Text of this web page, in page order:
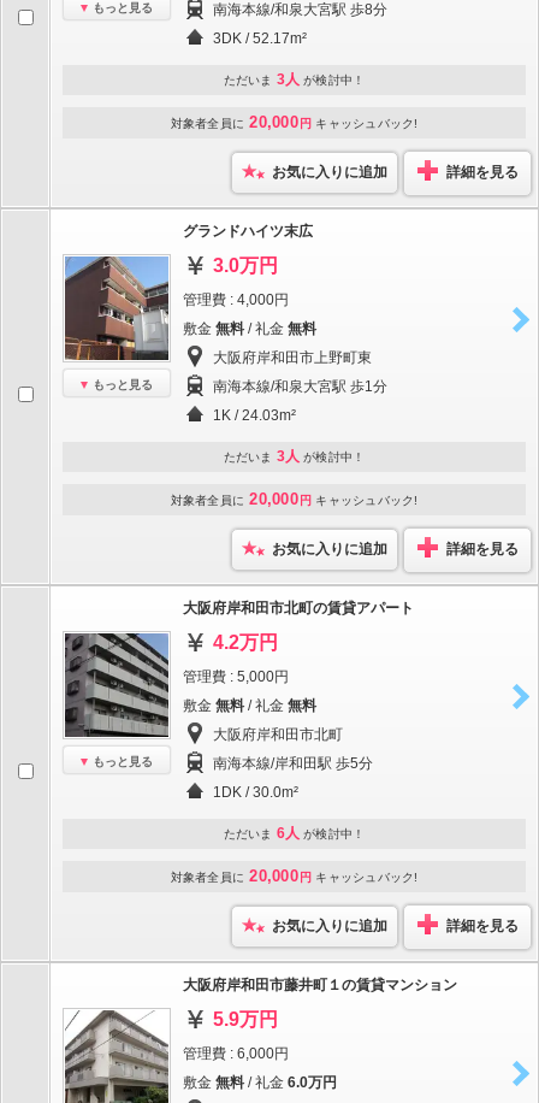
もっと見る
南海本線/和泉大宮駅 歩8分
3DK / 52.17m²
ただいま 3人 が検討中！
対象者全員に 20,000 円 キャッシュバック!
お気に入りに追加 詳細を見る
もっと見る
グランドハイツ末広
3.0万円
管理費 : 4,000円
敷金 無料 / 礼金 無料
大阪府岸和田市上野町東
南海本線/和泉大宮駅 歩1分
1K / 24.03m²
ただいま 3人 が検討中！
対象者全員に 20,000 円 キャッシュバック!
お気に入りに追加 詳細を見る
もっと見る
大阪府岸和田市北町の賃貸アパート
4.2万円
管理費 : 5,000円
敷金 無料 / 礼金 無料
大阪府岸和田市北町
南海本線/岸和田駅 歩5分
1DK / 30.0m²
ただいま 6人 が検討中！
対象者全員に 20,000 円 キャッシュバック!
お気に入りに追加 詳細を見る
大阪府岸和田市藤井町１の賃貸マンション
5.9万円
管理費 : 6,000円
敷金 無料 / 礼金 6.0万円